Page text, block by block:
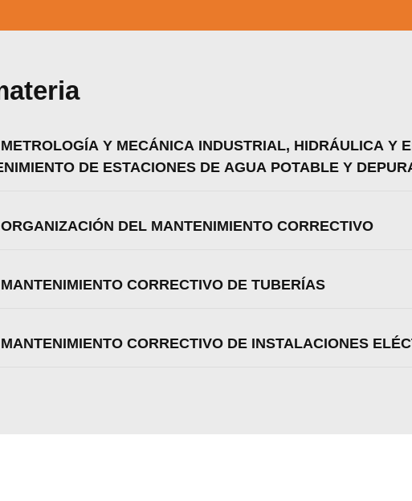
Y MECÁNICA INDUSTRIAL, HIDRÁULICA Y
DE ESTACIONES DE AGUA POTABLE Y
DEL MANTENIMIENTO CORRECTIVO
CORRECTIVO DE TUBERÍAS
CORRECTIVO DE INSTALACIONES
Utilizamos cookies para ofrecerte la mejor experiencia en
Puedes aprender más sobre qué cookies utilizamos o
ajustes.